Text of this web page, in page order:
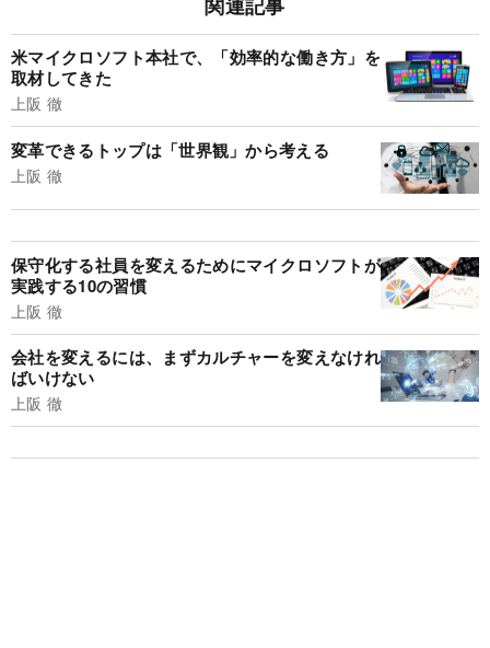
米マイクロソフト本社で、「効率的な働き方」を
取材してきた
上阪 徹
変革できるトップは「世界観」から考える
上阪 徹
保守化する社員を変えるためにマイクロソフトが
実践する10の習慣
上阪 徹
会社を変えるには、まずカルチャーを変えなけれ
ばいけない
上阪 徹